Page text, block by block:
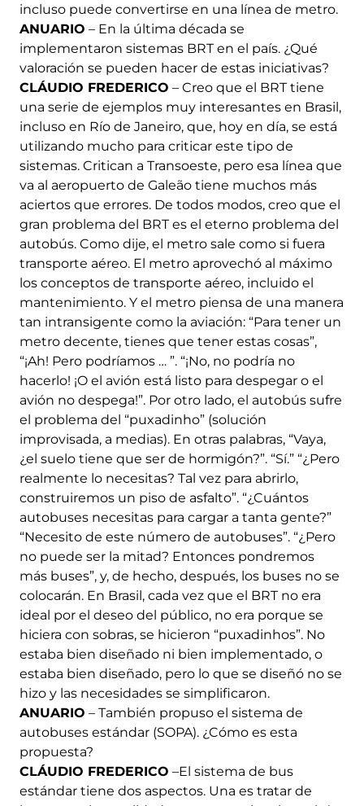
incluso puede convertirse en una línea de metro.
ANUARIO ­– En la última década se
implementaron sistemas BRT en el país. ¿Qué
valoración se pueden hacer de estas iniciativas?
CLÁUDIO FREDERICO – Creo que el BRT tiene
una serie de ejemplos muy interesantes en Brasil,
incluso en Río de Janeiro, que, hoy en día, se está
utilizando mucho para criticar este tipo de
sistemas. Critican a Transoeste, pero esa línea que
va al aeropuerto de Galeão tiene muchos más
aciertos que errores. De todos modos, creo que el
gran problema del BRT es el eterno problema del
autobús. Como dije, el metro sale como si fuera
transporte aéreo. El metro aprovechó al máximo
los conceptos de transporte aéreo, incluido el
mantenimiento. Y el metro piensa de una manera
tan intransigente como la aviación: “Para tener un
metro decente, tienes que tener estas cosas”,
“¡Ah! Pero podríamos … ”. “¡No, no podría no
hacerlo! ¡O el avión está listo para despegar o el
avión no despega!”. Por otro lado, el autobús sufre
el problema del “puxadinho” (solución
improvisada, a medias). En otras palabras, “Vaya,
¿el suelo tiene que ser de hormigón?”. “Sí.” “¿Pero
realmente lo necesitas? Tal vez para abrirlo,
construiremos un piso de asfalto”. “¿Cuántos
autobuses necesitas para cargar a tanta gente?”
“Necesito de este número de autobuses”. “¿Pero
no puede ser la mitad? Entonces pondremos
más buses”, y, de hecho, después, los buses no se
colocarán. En Brasil, cada vez que el BRT no era
ideal por el deseo del público, no era porque se
hiciera con sobras, se hicieron “puxadinhos”. No
estaba bien diseñado ni bien implementado, o
estaba bien diseñado, pero lo que se diseñó no se
hizo y las necesidades se simplificaron.
ANUARIO – También propuso el sistema de
autobuses estándar (SOPA). ¿Cómo es esta
propuesta?
CLÁUDIO FREDERICO –El sistema de bus
estándar tiene dos aspectos. Una es tratar de